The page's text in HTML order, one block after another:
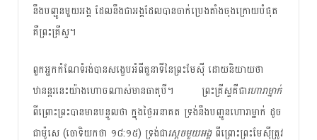
នឹង​បញ្ជូន​មួយ​អង្គ​ ដែល​នឹង​ជា​អង្គ​ដែល​បាន​ចាក់​ប្រេង​តាំង​​ចុង​ក្រោយ​បំផុត​​
គឺ​ព្រះ​គ្រីស្ទ​។
ពួក​អ្នក​កំណែ​ទំរង់​បាន​សង្ខេប​អំពី​​តួនាទី​​​នៃ​ព្រះ​មែស៊ី ដោយ​និយាយ​ថា
ឋានន្តរ​នេះ​យ៉ាង​ហោច​ណាស់​មាន​ធាតុ​បី។ ព្រះ​គ្រីស្ទ​គឺ​ជា​ហោរា​ម្នាក់
ពីព្រោះ​ព្រះ​បាន​មាន​បន្ទូល​ថា ក្នុង​ថ្ងៃ​អនាគត ទ្រង់​នឹង​បញ្ជូន​ហោរា​ម្នាក់​ ដូច​
ជា​ម៉ូសេ (ចោទិយកថា ១៨:១៥) ទ្រង់​ជា​ស្តេច​មួយ​អង្គពីព្រោះ​ព្រះ​មែស៊ី​ត្រូវ​​